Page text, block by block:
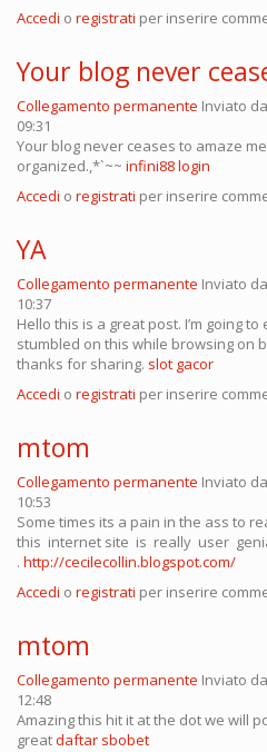
Accedi o registrati per inserire
Your blog never
Collegamento permanente Inviato da
09:31
Your blog never ceases to amaze
organized.,*`~~ infini88 login
Accedi o registrati per inserire
YA
Collegamento permanente Inviato da
10:37
Hello this is a great post. I’m going
stumbled on this while browsing on
thanks for sharing. slot gacor
Accedi o registrati per inserire
mtom
Collegamento permanente Inviato da
10:53
Some times its a pain in the ass to
this internet site is really user
. http://cecilecollin.blogspot.com/
Accedi o registrati per inserire
mtom
Collegamento permanente Inviato da
12:48
Amazing this hit it at the dot we will
greatdaftar sbobet